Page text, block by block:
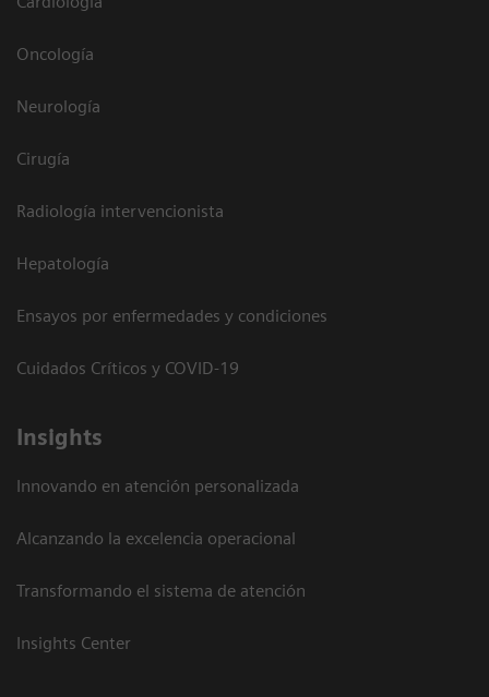
Oncología
Neurología
Cirugía
Radiología intervencionista
Hepatología
Ensayos por enfermedades y condiciones
Cuidados Críticos y COVID-19
Insights
Innovando en atención personalizada
Alcanzando la excelencia operacional
Transformando el sistema de atención
Insights Center